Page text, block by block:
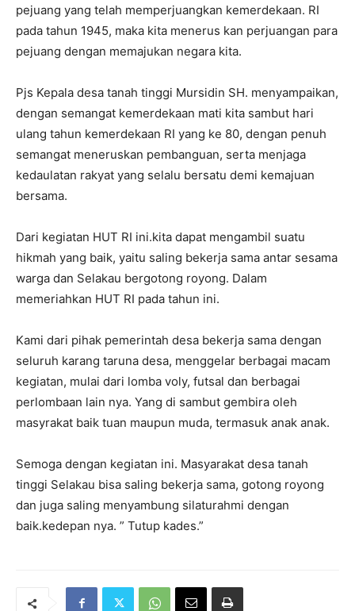
pejuang yang telah memperjuangkan kemerdekaan. RI
pada tahun 1945, maka kita menerus kan perjuangan para
pejuang dengan memajukan negara kita.
Pjs Kepala desa tanah tinggi Mursidin SH. menyampaikan,
dengan semangat kemerdekaan mati kita sambut hari
ulang tahun kemerdekaan RI yang ke 80, dengan penuh
semangat meneruskan pembanguan, serta menjaga
kedaulatan rakyat yang selalu bersatu demi kemajuan
bersama.
Dari kegiatan HUT RI ini.kita dapat mengambil suatu
hikmah yang baik, yaitu saling bekerja sama antar sesama
warga dan Selakau bergotong royong. Dalam
memeriahkan HUT RI pada tahun ini.
Kami dari pihak pemerintah desa bekerja sama dengan
seluruh karang taruna desa, menggelar berbagai macam
kegiatan, mulai dari lomba voly, futsal dan berbagai
perlombaan lain nya. Yang di sambut gembira oleh
masyrakat baik tuan maupun muda, termasuk anak anak.
Semoga dengan kegiatan ini. Masyarakat desa tanah
tinggi Selakau bisa saling bekerja sama, gotong royong
dan juga saling menyambung silaturahmi dengan
baik.kedepan nya. ” Tutup kades.”